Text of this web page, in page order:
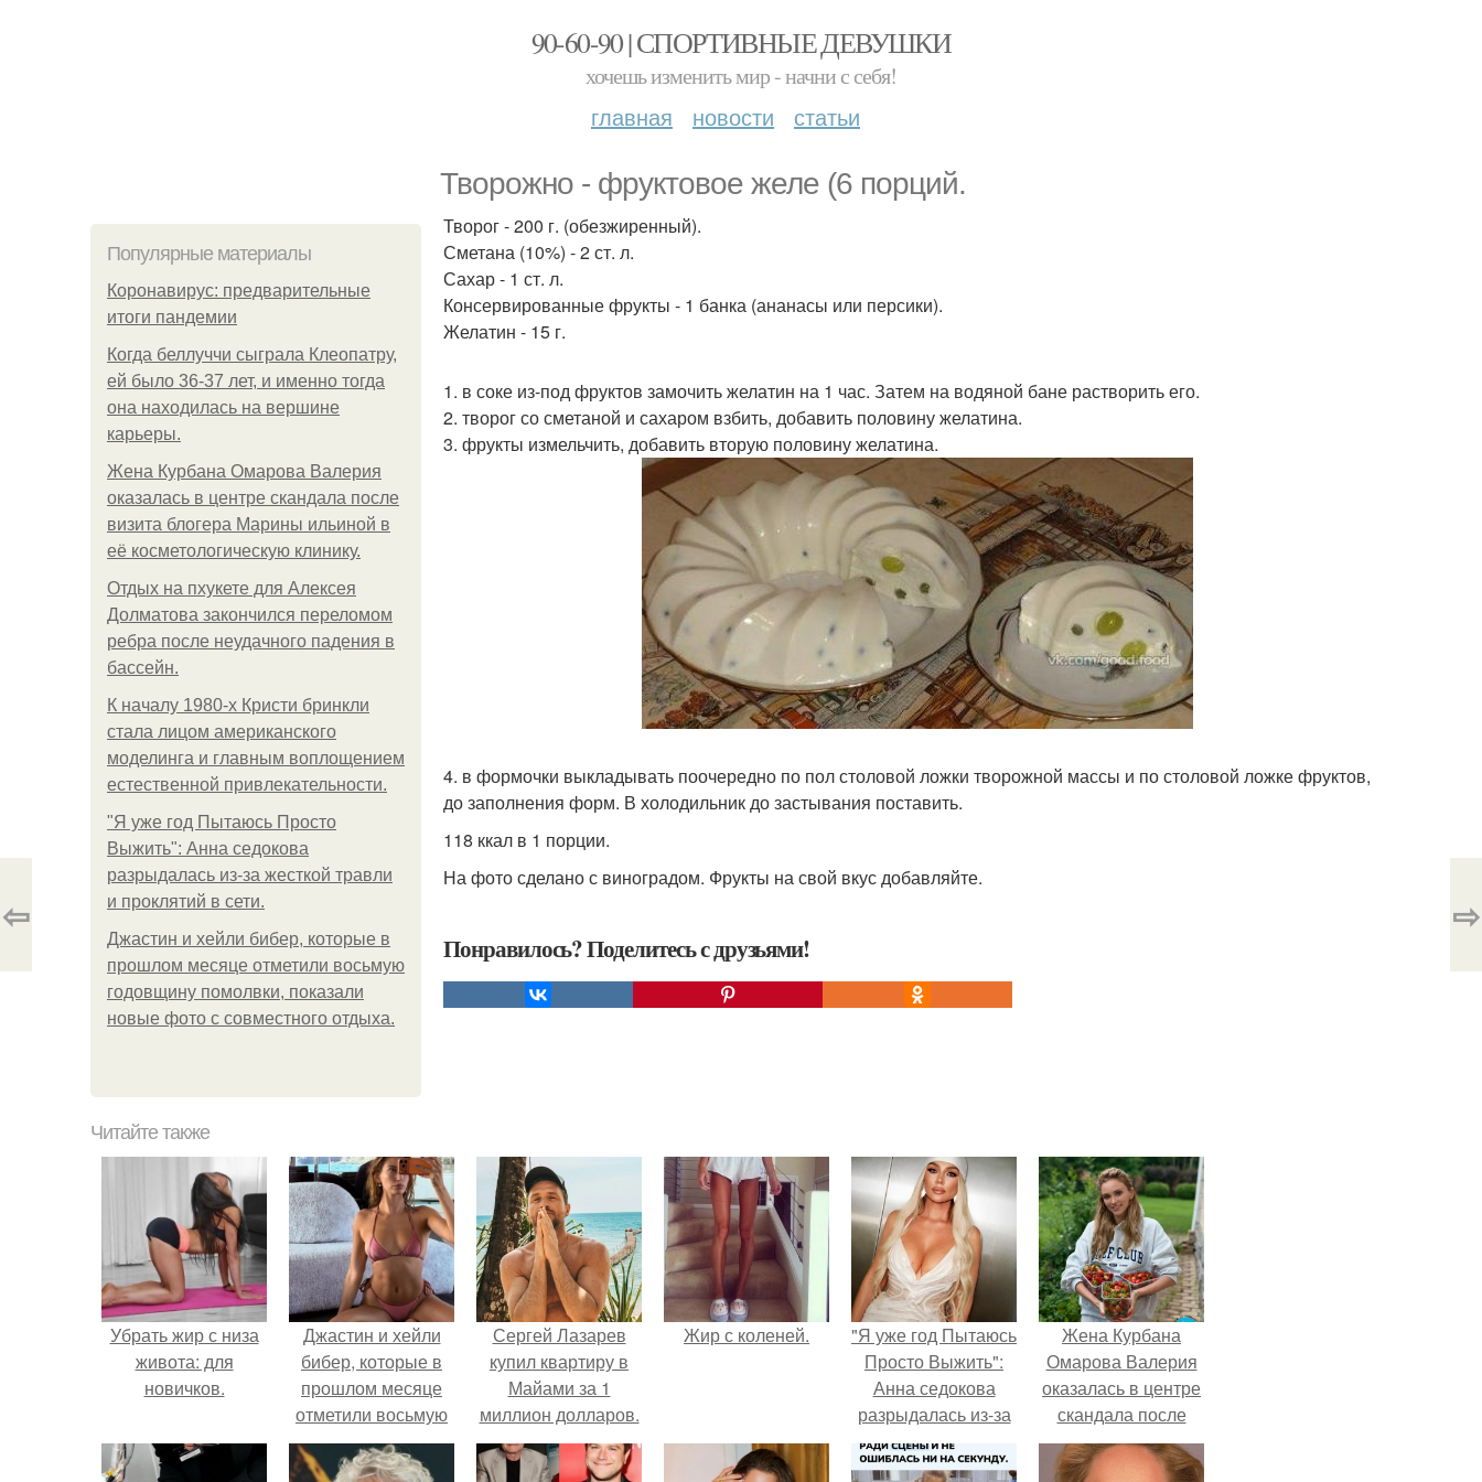
90-60-90 | СПОРТИВНЫЕ ДЕВУШКИ
хочешь изменить мир - начни с себя!
главная новости статьи
Творожно - фруктовое желе (6 порций.
Популярные материалы
Коронавирус: предварительные
итоги пандемии
Когда беллуччи сыграла Клеопатру,
ей было 36-37 лет, и именно тогда
она находилась на вершине
карьеры.
Жена Курбана Омарова Валерия
оказалась в центре скандала после
визита блогера Марины ильиной в
её косметологическую клинику.
Отдых на пхукете для Алексея
Долматова закончился переломом
ребра после неудачного падения в
бассейн.
К началу 1980-х Кристи бринкли
стала лицом американского
моделинга и главным воплощением
естественной привлекательности.
"Я уже год Пытаюсь Просто
Выжить": Анна седокова
разрыдалась из-за жесткой травли
и проклятий в сети.
Джастин и хейли бибер, которые в
прошлом месяце отметили восьмую
годовщину помолвки, показали
новые фото с совместного отдыха.
Творог - 200 г. (обезжиренный).
Сметана (10%) - 2 ст. л.
Сахар - 1 ст. л.
Консервированные фрукты - 1 банка (ананасы или персики).
Желатин - 15 г.
1. в соке из-под фруктов замочить желатин на 1 час. Затем на водяной бане растворить его.
2. творог со сметаной и сахаром взбить, добавить половину желатина.
3. фрукты измельчить, добавить вторую половину желатина.
4. в формочки выкладывать поочередно по пол столовой ложки творожной массы и по столовой ложке фруктов,
до заполнения форм. В холодильник до застывания поставить.
118 ккал в 1 порции.
На фото сделано с виноградом. Фрукты на свой вкус добавляйте.
Понравилось? Поделитесь с друзьями!
⇦ ⇨
Читайте также
Убрать жир с низа
живота: для
новичков.
Джастин и хейли
бибер, которые в
прошлом месяце
отметили восьмую
годовщину
помолвки, показали
Сергей Лазарев
купил квартиру в
Майами за 1
миллион долларов.
Жир с коленей.
"Я уже год Пытаюсь
Просто Выжить":
Анна седокова
разрыдалась из-за
жесткой травли и
проклятий в сети.
Жена Курбана
Омарова Валерия
оказалась в центре
скандала после
визита блогера
Марины ильиной в